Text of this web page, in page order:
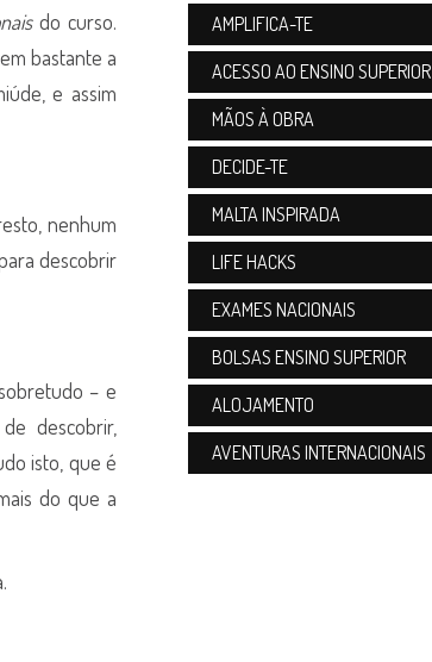
do curso.
bastante a
e assim
nenhum
descobrir
– e
descobrir,
isto, que é
do que a
AMPLIFICA-TE
ACESSO AO ENSINO SUPERIOR
MÃOS À OBRA
DECIDE-TE
MALTA INSPIRADA
LIFE HACKS
EXAMES NACIONAIS
BOLSAS ENSINO SUPERIOR
ALOJAMENTO
AVENTURAS INTERNACIONAIS